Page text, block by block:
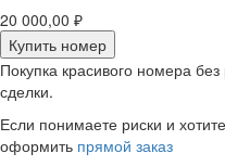
20 000,00 ₽
Купить номер
Покупка красивого номера
сделки.
Если понимаете риски и
оформить прямой заказ